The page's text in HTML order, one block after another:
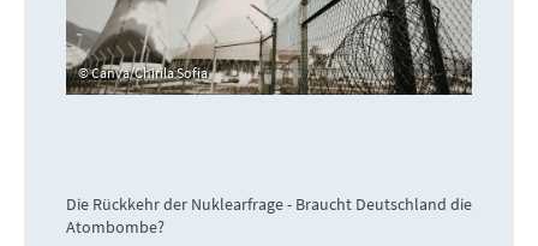
Canva/Chirila Sofia
Die Rückkehr der Nuklearfrage - Braucht Deutschland die
Atombombe?